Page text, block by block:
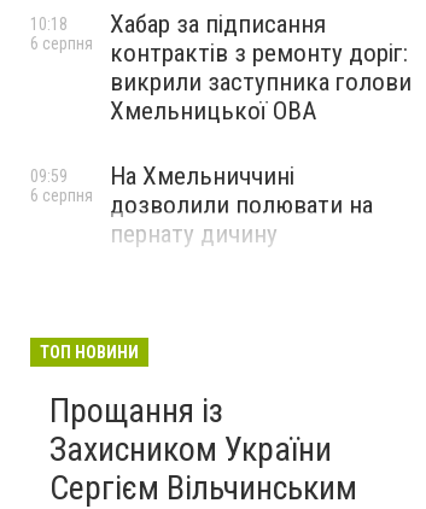
Хабар за підписання
контрактів з ремонту доріг:
викрили заступника голови
Хмельницької ОВА
10:18
6 серпня
На Хмельниччині
дозволили полювати на
пернату дичину
09:59
6 серпня
ТОП НОВИНИ
Прощання із
Захисником України
Сергієм Вільчинським